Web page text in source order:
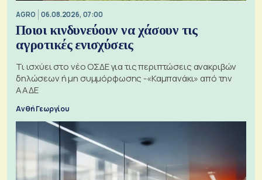
AGRO 06.08.2026, 07:00
Ποιοι κινδυνεύουν να χάσουν τις
αγροτικές ενισχύσεις
Τι ισχύει στο νέο ΟΣΔΕ για τις περιπτώσεις ανακριβών
δηλώσεων ή μη συμμόρφωσης -«Καμπανάκι» από την
ΑΑΔΕ
Ανθή Γεωργίου